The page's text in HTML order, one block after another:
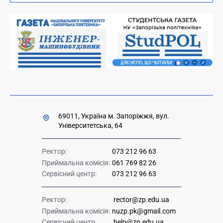
Накази та розпорядження для оприлюднення
Міністерство освіти і науки України
Урядова "гаряча лінія" 1545
69011, Україна м. Запоріжжя, вул.
Університетська, 64
Ректор:
073 212 96 63
Приймальна комісія: 061 769 82 26
Сервісний центр:
073 212 96 63
Ректор:
rector@zp.edu.ua
Приймальна комісія: nuzp.pk@gmail.com